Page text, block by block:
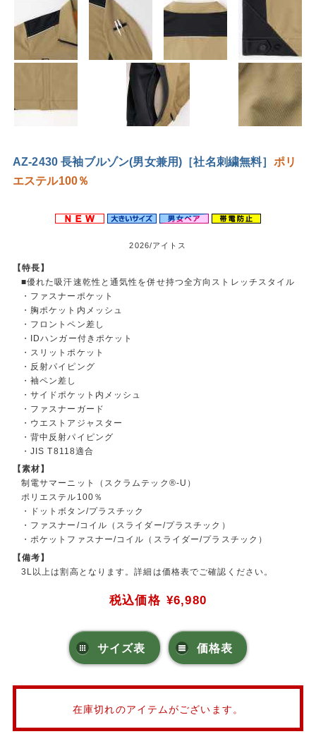
AZ-2430 長袖ブルゾン(男女兼用)［社名刺繍無料］ ポリ
エステル100％
2026/アイトス
【特長】
■優れた吸汗速乾性と通気性を併せ持つ全方向ストレッチスタイル
・ファスナーポケット
・胸ポケット内メッシュ
・フロントペン差し
・IDハンガー付きポケット
・スリットポケット
・反射パイピング
・袖ペン差し
・サイドポケット内メッシュ
・ファスナーガード
・ウエストアジャスター
・背中反射パイピング
・JIS T8118適合
【素材】
制電サマーニット（スクラムテック®-U）
ポリエステル100％
・ドットボタン/プラスチック
・ファスナー/コイル（スライダー/プラスチック）
・ポケットファスナー/コイル（スライダー/プラスチック）
【備考】
3L以上は割高となります。詳細は価格表でご確認ください。
税込価格 ¥6,980
サイズ表 価格表
在庫切れのアイテムがございます。